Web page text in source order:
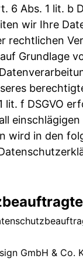
6 Abs. 1 lit. b
wir Ihre
rechtlichen
Grundlage
lit. f DSGVO
einschlägigen
wird in den
GmbH & Co.